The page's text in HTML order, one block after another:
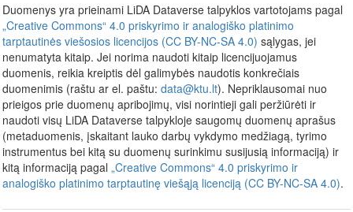
Duomenys yra prieinami LiDA Dataverse talpyklos vartotojams pagal
„Creative Commons“ 4.0 priskyrimo ir analogiško platinimo
tarptautinės viešosios licencijos (CC BY-NC-SA 4.0) sąlygas, jei
nenumatyta kitaip. Jei norima naudoti kitaip licencijuojamus
duomenis, reikia kreiptis dėl galimybės naudotis konkrečiais
duomenimis (raštu ar el. paštu: data@ktu.lt). Nepriklausomai nuo
prieigos prie duomenų apribojimų, visi norintieji gali peržiūrėti ir
naudoti visų LiDA Dataverse talpykloje saugomų duomenų aprašus
(metaduomenis, įskaitant lauko darbų vykdymo medžiagą, tyrimo
instrumentus bei kitą su duomenų surinkimu susijusią informaciją) ir
kitą informaciją pagal „Creative Commons“ 4.0 priskyrimo ir
analogiško platinimo tarptautinę viešąją licenciją (CC BY-NC-SA 4.0).